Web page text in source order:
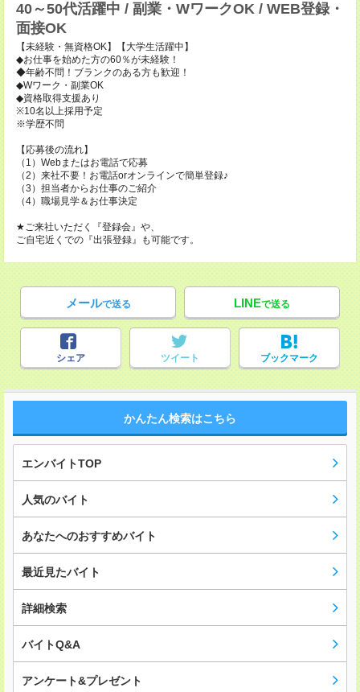
40～50代活躍中 / 副業・WワークOK / WEB登録・
面接OK
【未経験・無資格OK】【大学生活躍中】
◆お仕事を始めた方の60％が未経験！
◆年齢不問！ブランクのある方も歓迎！
◆Wワーク・副業OK
◆資格取得支援あり
※10名以上採用予定
※学歴不問
【応募後の流れ】
（1）Webまたはお電話で応募
（2）来社不要！お電話orオンラインで簡単登録♪
（3）担当者からお仕事のご紹介
（4）職場見学＆お仕事決定
★ご来社いただく『登録会』や、
ご自宅近くでの『出張登録』も可能です。
メールで送る LINEで送る
シェア ツイート ブックマーク
かんたん検索はこちら
エンバイトTOP
人気のバイト
あなたへのおすすめバイト
最近見たバイト
詳細検索
バイトQ&A
アンケート&プレゼント